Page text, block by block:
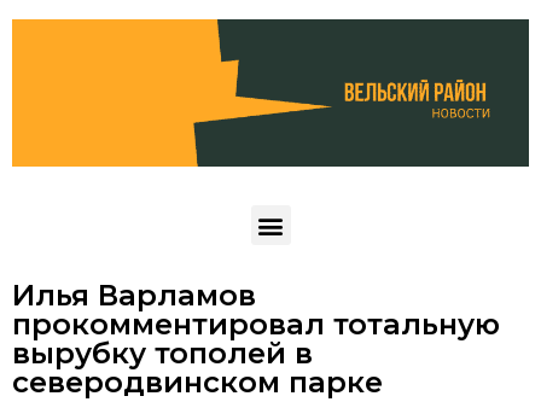
Илья Варламов
прокомментировал тотальную
вырубку тополей в
северодвинском парке